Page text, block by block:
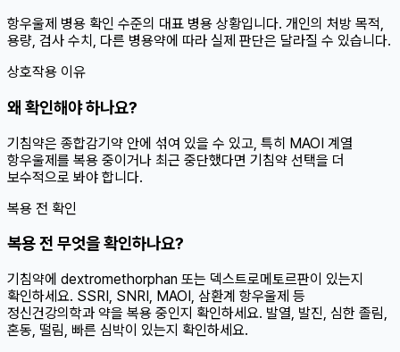
항우울제 병용 확인 수준의 대표 병용 상황입니다. 개인의 처방 목적,
용량, 검사 수치, 다른 병용약에 따라 실제 판단은 달라질 수 있습니다.
상호작용 이유
왜 확인해야 하나요?
기침약은 종합감기약 안에 섞여 있을 수 있고, 특히 MAOI 계열
항우울제를 복용 중이거나 최근 중단했다면 기침약 선택을 더
보수적으로 봐야 합니다.
복용 전 확인
복용 전 무엇을 확인하나요?
기침약에 dextromethorphan 또는 덱스트로메토르판이 있는지
확인하세요. SSRI, SNRI, MAOI, 삼환계 항우울제 등
정신건강의학과 약을 복용 중인지 확인하세요. 발열, 발진, 심한 졸림,
혼동, 떨림, 빠른 심박이 있는지 확인하세요.